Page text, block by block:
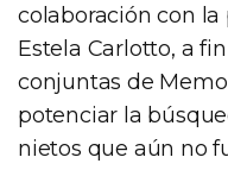
colaboración con
Estela Carlotto, a
conjuntas de
potenciar la
nietos que aún no